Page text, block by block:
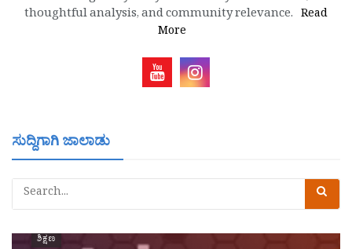
thoughtful analysis, and community relevance. Read
More
ಸುದ್ದಿಗಾಗಿ ಜಾಲಾಡು
ಶಿಕ್ಷಣ